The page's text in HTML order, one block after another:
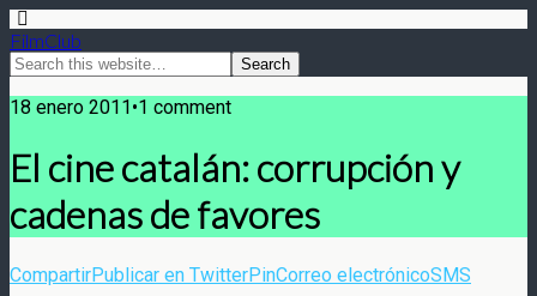
FilmClub
18 enero 2011•1 comment
El cine catalán: corrupción y
cadenas de favores
CompartirPublicar en TwitterPinCorreo electrónicoSMS